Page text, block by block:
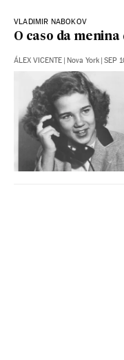
VLADIMIR NABOKOV
O caso da menina
ÁLEX VICENTE Nova York SEP